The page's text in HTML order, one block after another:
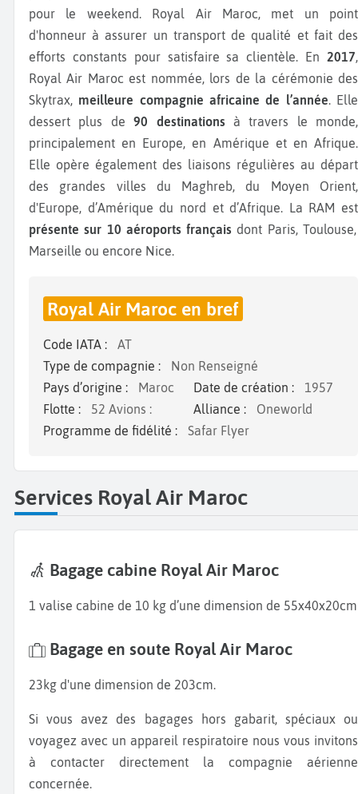
pour le weekend. Royal Air Maroc, met un point
d'honneur à assurer un transport de qualité et fait des
efforts constants pour satisfaire sa clientèle. En 2017,
Royal Air Maroc est nommée, lors de la cérémonie des
Skytrax, meilleure compagnie africaine de l’année. Elle
dessert plus de90 destinations à travers le monde,
principalement en Europe, en Amérique et en Afrique.
Elle opère également des liaisons régulières au départ
des grandes villes du Maghreb, du Moyen Orient,
d'Europe, d’Amérique du nord et d’Afrique. La RAM est
présente sur 10 aéroports français dont Paris, Toulouse,
Marseille ou encore Nice.
Royal Air Maroc en bref
Code IATA :
AT
Type de compagnie :
Non Renseigné
Pays d’origine :
Maroc Date de création :
1957
Flotte :
52 Avions : Alliance :
Oneworld
Programme de fidélité :
Safar Flyer
Services Royal Air Maroc
Bagage cabine Royal Air Maroc
1 valise cabine de 10 kg d’une dimension de 55x40x20cm
Bagage en soute Royal Air Maroc
23kg d'une dimension de 203cm.
Si vous avez des bagages hors gabarit, spéciaux ou
voyagez avec un appareil respiratoire nous vous invitons
à contacter directement la compagnie aérienne
concernée.